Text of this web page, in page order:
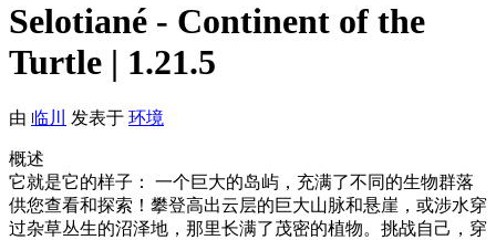
Selotiané - Continent of the
Turtle | 1.21.5
由 临川 发表于 环境
概述
它就是它的样子： 一个巨大的岛屿，充满了不同的生物群落
供您查看和探索！攀登高出云层的巨大山脉和悬崖，或涉水穿
过杂草丛生的沼泽地，那里长满了茂密的植物。挑战自己，穿